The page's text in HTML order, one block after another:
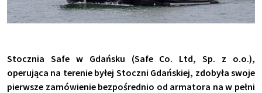
Stocznia Safe w Gdańsku (Safe Co. Ltd, Sp. z o.o.),
operująca na terenie byłej Stoczni Gdańskiej, zdobyła swoje
pierwsze zamówienie bezpośrednio od armatora na w pełni